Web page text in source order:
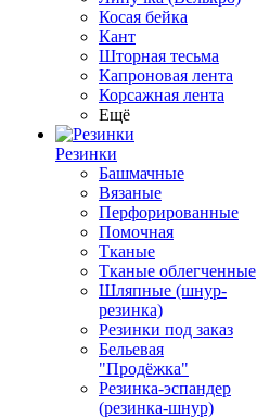
Косая бейка
Кант
Шторная тесьма
Капроновая лента
Корсажная лента
Ещё
Резинки
Башмачные
Вязаные
Перфорированные
Помочная
Тканые
Тканые облегченные
Шляпные (шнур-
резинка)
Резинки под заказ
Бельевая
"Продёжка"
Резинка-эспандер
(резинка-шнур)